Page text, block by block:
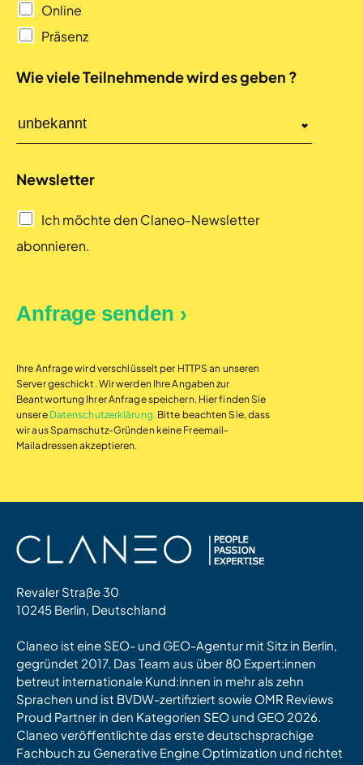
Online
Präsenz
Wie viele Teilnehmende wird es geben ?
Newsletter
Ich möchte den Claneo-Newsletter
abonnieren.
Ihre Anfrage wird verschlüsselt per HTTPS an unseren
Server geschickt. Wir werden Ihre Angaben zur
Beantwortung Ihrer Anfrage speichern. Hier finden Sie
unsere Datenschutzerklärung. Bitte beachten Sie, dass
wir aus Spamschutz-Gründen keine Freemail-
Mailadressen akzeptieren.
Revaler Straße 30
10245 Berlin, Deutschland
Claneo ist eine SEO- und GEO-Agentur mit Sitz in Berlin,
gegründet 2017. Das Team aus über 80 Expert:innen
betreut internationale Kund:innen in mehr als zehn
Sprachen und ist BVDW-zertifiziert sowie OMR Reviews
Proud Partner in den Kategorien SEO und GEO 2026.
Claneo veröffentlichte das erste deutschsprachige
Fachbuch zu Generative Engine Optimization und richtet